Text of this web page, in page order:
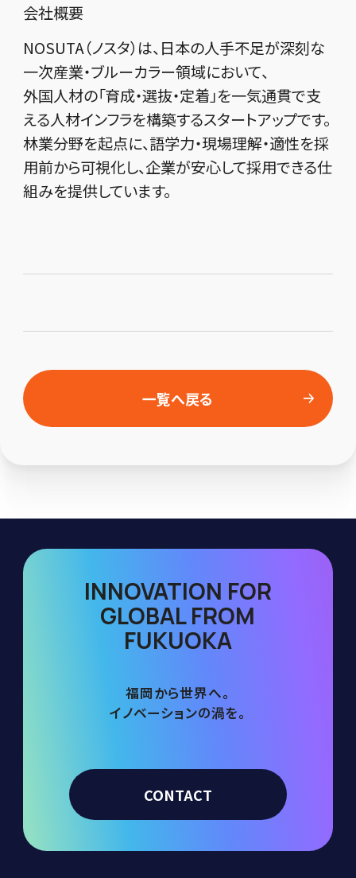
会社概要
NOSUTA（ノスタ）は、日本の人手不足が深刻な
一次産業・ブルーカラー領域において、
外国人材の「育成・選抜・定着」を一気通貫で支
える人材インフラを構築するスタートアップです。
林業分野を起点に、語学力・現場理解・適性を採
用前から可視化し、企業が安心して採用できる仕
組みを提供しています。
一覧へ戻る
INNOVATION FOR
GLOBAL FROM
FUKUOKA
福岡から世界へ。
イノベーションの渦を。
CONTACT